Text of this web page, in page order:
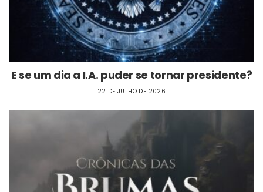
E se um dia a I.A. puder se tornar presidente?
22 DE JULHO DE 2026